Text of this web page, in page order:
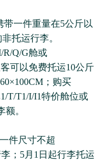
一件重量在5公斤以
托运行李。
Q/G舱或
可以免费托运10公斤
；购买
T/T1/I/I1特价舱位或
。
件尺寸不超
；5月1日起行李托运